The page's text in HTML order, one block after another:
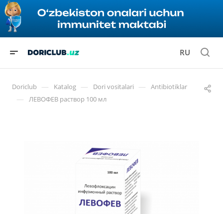
RU
Doriclub — Katalog — Dori vositalari — Antibiotiklar
— ЛЕВОФЕВ раствор 100 мл